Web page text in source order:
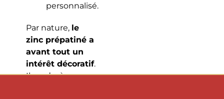
personnalisé.
Par nature, le
zinc prépatiné a
avant tout un
intérêt décoratif.
Il ne s’avère pas